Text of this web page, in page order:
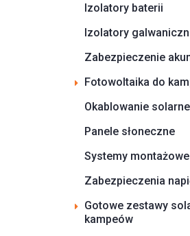
Izolatory baterii
Izolatory
Zabezpieczenie
Fotowoltaika do
Okablowanie solarne
Panele słoneczne
Systemy
Zabezpieczenia
Gotowe zestawy
kampeów